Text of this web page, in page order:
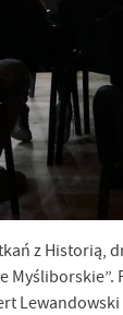
z Historią,
Myśliborskie”.
Lewandowski